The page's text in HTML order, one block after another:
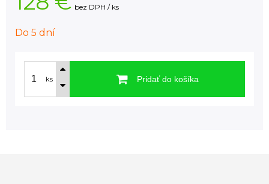
bez DPH / ks
Do 5 dní
ks Pridať do košíka